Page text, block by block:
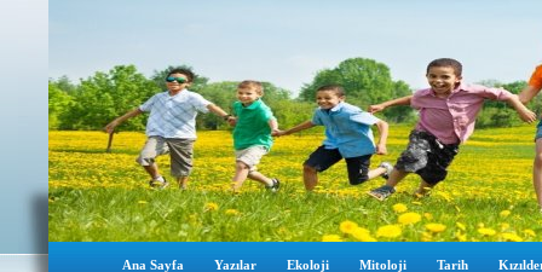
Ana Sayfa Yazılar Ekoloji Mitoloji Tarih